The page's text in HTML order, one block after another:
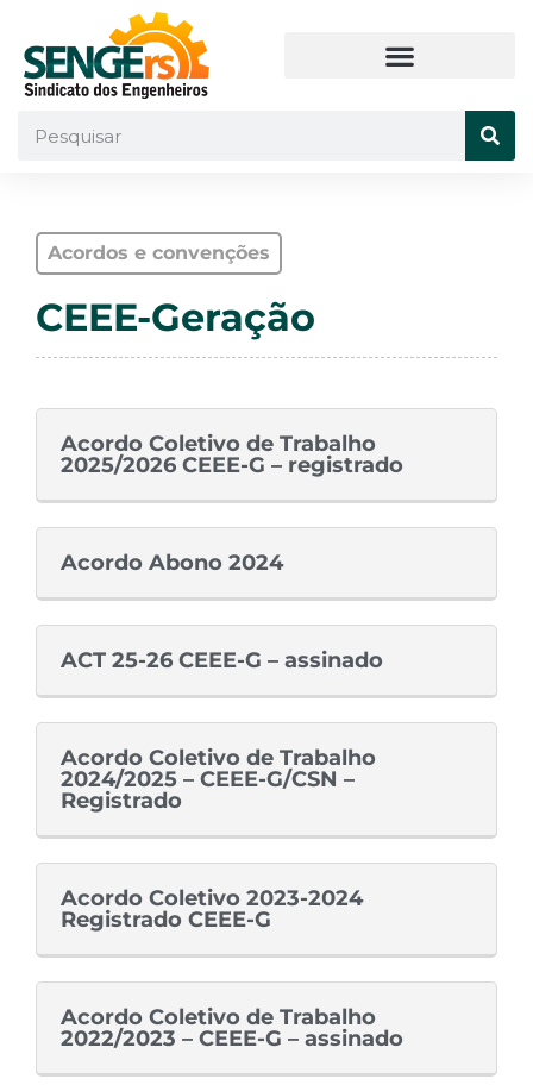
Acordos e convenções
CEEE-Geração
Acordo Coletivo de Trabalho
2025/2026 CEEE-G – registrado
Acordo Abono 2024
ACT 25-26 CEEE-G – assinado
Acordo Coletivo de Trabalho
2024/2025 – CEEE-G/CSN –
Registrado
Acordo Coletivo 2023-2024
Registrado CEEE-G
Acordo Coletivo de Trabalho
2022/2023 – CEEE-G – assinado